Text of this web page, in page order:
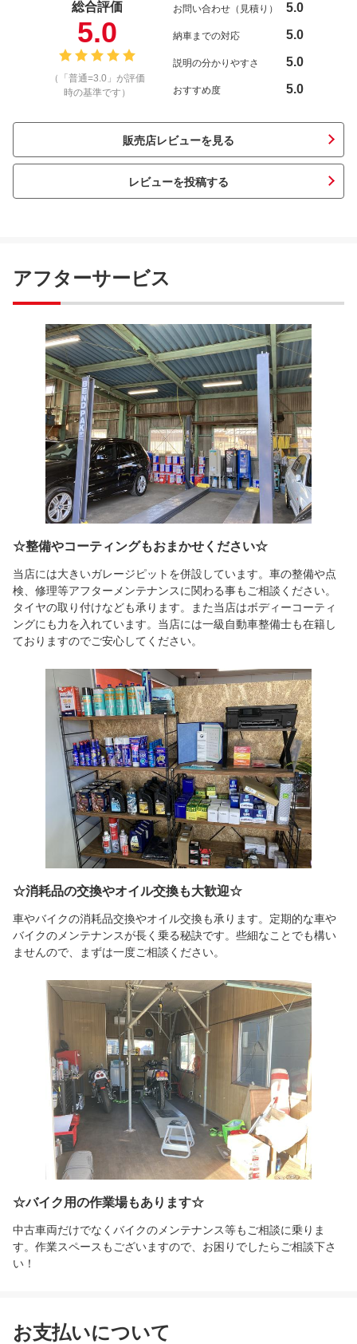
総合評価
5.0
（「普通=3.0」が評価
時の基準です）
お問い合わせ（見積り） 5.0
納車までの対応 5.0
説明の分かりやすさ 5.0
おすすめ度 5.0
販売店レビューを見る
レビューを投稿する
アフターサービス
☆整備やコーティングもおまかせください☆
当店には大きいガレージピットを併設しています。車の整備や点
検、修理等アフターメンテナンスに関わる事もご相談ください。
タイヤの取り付けなども承ります。また当店はボディーコーティ
ングにも力を入れています。当店には一級自動車整備士も在籍し
ておりますのでご安心してください。
☆消耗品の交換やオイル交換も大歓迎☆
車やバイクの消耗品交換やオイル交換も承ります。定期的な車や
バイクのメンテナンスが長く乗る秘訣です。些細なことでも構い
ませんので、まずは一度ご相談ください。
☆バイク用の作業場もあります☆
中古車両だけでなくバイクのメンテナンス等もご相談に乗りま
す。作業スペースもございますので、お困りでしたらご相談下さ
い！
お支払いについて